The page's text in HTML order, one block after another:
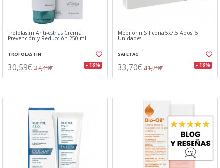
Trofolastin Anti-estrías Crema
Prevención y Reducción 250 ml
TROFOLASTIN
30,59€ 37,43€ - 18%
Mepiform Silicona 5x7,5 Apos. 5
Unidades
SAFETAC
33,70€ 41,23€ - 18%